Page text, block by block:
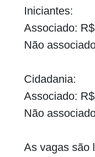
Iniciantes:
Associado:
Não
Cidadania:
Associado:
Não
As vagas são